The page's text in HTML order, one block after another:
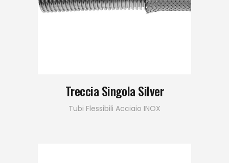
Treccia Singola Silver
Tubi Flessibili Acciaio INOX